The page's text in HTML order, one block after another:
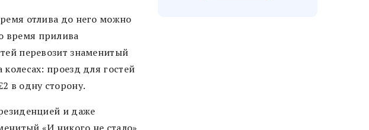
отлива до него можно
время прилива
перевозит знаменитый
проезд для гостей
в одну сторону.
и даже